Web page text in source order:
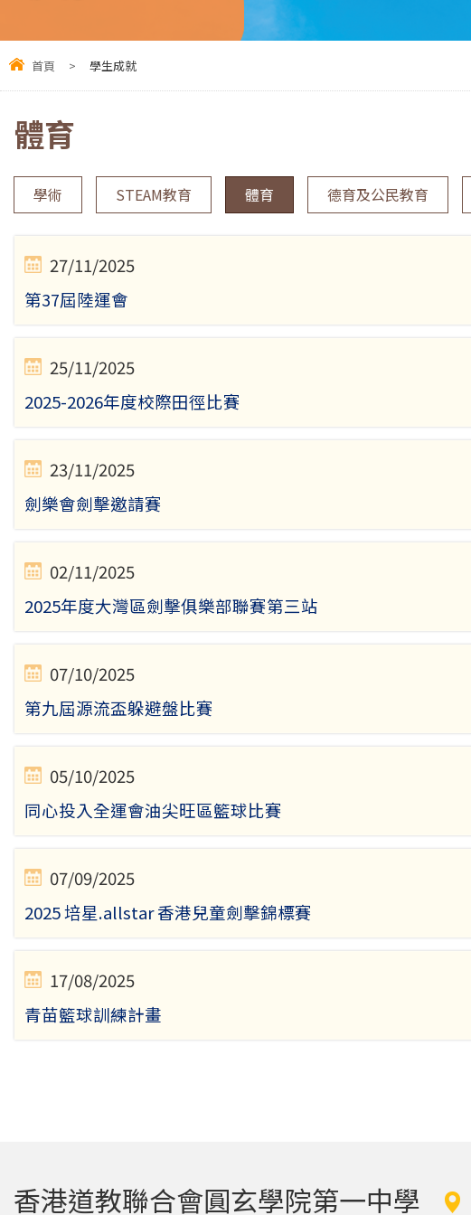
首頁 > 學生成就
體育
學術 STEAM教育 體育 德育及公民教育
27/11/2025
第37屆陸運會
25/11/2025
2025-2026年度校際田徑比賽
23/11/2025
劍樂會劍擊邀請賽
02/11/2025
2025年度大灣區劍擊俱樂部聯賽第三站
07/10/2025
第九屆源流盃躲避盤比賽
05/10/2025
同心投入全運會油尖旺區籃球比賽
07/09/2025
2025 培星.allstar 香港兒童劍擊錦標賽
17/08/2025
青苗籃球訓練計畫
香港道教聯合會圓玄學院第一中學